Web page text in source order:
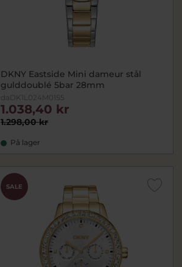
DKNY Eastside Mini dameur stål
gulddoublé 5bar 28mm
daDK1L024M0155
1.298,00 kr
1.038,40 kr
På lager
SALE